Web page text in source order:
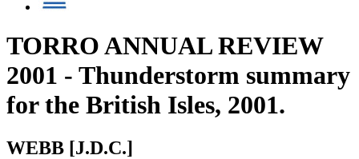
TORRO ANNUAL REVIEW
2001 - Thunderstorm summary
for the British Isles, 2001.
WEBB [J.D.C.]